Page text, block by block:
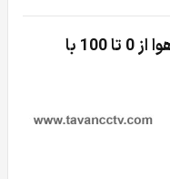
تحلیل حرفه ای دستگاه 1B08 داهوا از 0 تا 100 با